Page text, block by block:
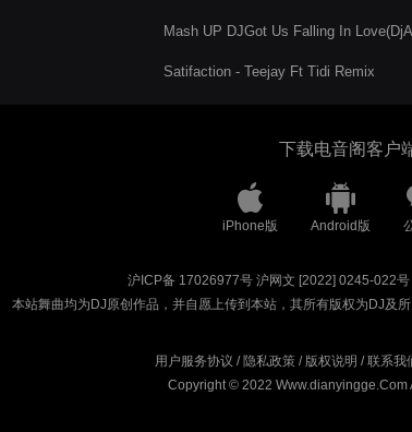
Mash UP DJGot Us Falling In
Satifaction - Teejay Ft Tidi Remix
下载电音阁客户
iPhone版 Android版
沪ICP备 17026977号 沪网文 [2022] 0245-022号
本站舞曲均为DJ原创作品，并自愿上传到本站，其所有版权为DJ及
用户服务协议 / 隐私政策/ 版权说明 /联系我
Copyright © 2022 Www.dianyingge.Com